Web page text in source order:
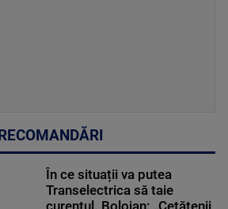
RECOMANDĂRI
În ce situații va putea
Transelectrica să taie